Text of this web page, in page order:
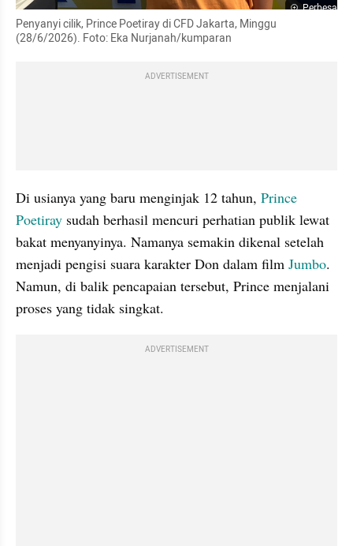
Perbesar
Penyanyi cilik, Prince Poetiray di CFD Jakarta, Minggu
(28/6/2026). Foto: Eka Nurjanah/kumparan
ADVERTISEMENT
Di usianya yang baru menginjak 12 tahun, Prince
Poetiray sudah berhasil mencuri perhatian publik lewat
bakat menyanyinya. Namanya semakin dikenal setelah
menjadi pengisi suara karakter Don dalam film Jumbo.
Namun, di balik pencapaian tersebut, Prince menjalani
proses yang tidak singkat.
ADVERTISEMENT